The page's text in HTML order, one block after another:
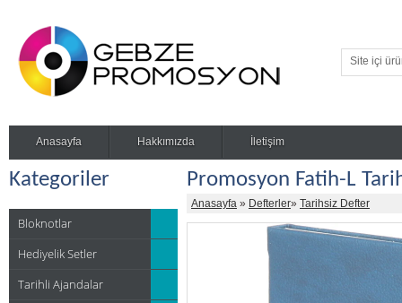
Anasayfa Hakkımızda İletişim
Kategoriler
Bloknotlar
Hediyelik Setler
Tarihli Ajandalar
Promosyon Fatih-L
Anasayfa » Defterler» Tarihsiz Defter